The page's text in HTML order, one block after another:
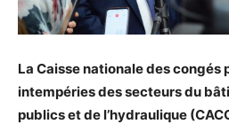
La Caisse nationale des congés
intempéries des secteurs du
publics et de l’hydraulique